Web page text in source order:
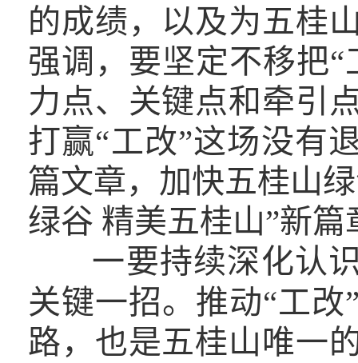
的成绩，以及为五桂
强调，要坚定不移把
力点、关键点和牵引
打赢“工改”这场没有
篇文章，加快五桂山
绿谷 精美五桂山”新篇
一要持续深化认
关键一招。推动“工
路，也是五桂山唯一